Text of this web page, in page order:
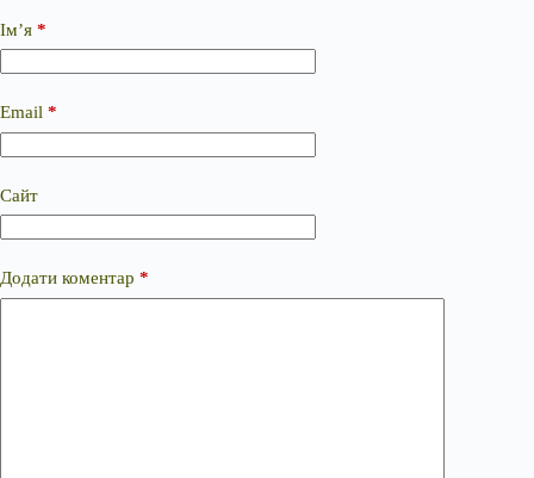
Ім’я *
Email *
Сайт
Додати коментар *